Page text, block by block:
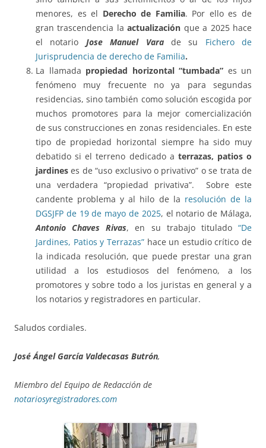
menores, es el Derecho de Familia. Por ello es de
gran trascendencia laactualización que a 2025 hace
el notario Jose Manuel Varade su Fichero de
Jurisprudencia de derecho de Familia.
La llamada propiedad horizontal “tumbada” es un
fenómeno muy frecuente no ya para segundas
residencias, sino también como solución escogida por
muchos promotores para la mejor comercialización
de sus construcciones en zonas residenciales. En este
tipo de propiedad horizontal siempre ha sido muy
debatido si el terreno dedicado a terrazas, patios o
jardines es de “uso exclusivo o privativo” o se trata de
una verdadera “propiedad privativa”. Sobre este
candente problema y al hilo de la resolución de la
DGSJFP de 19 de mayo de 2025, el notario de Málaga,
Antonio Chaves Rivas, en su trabajo titulado“De
Jardines, Patios y Terrazas”hace un estudio crítico de
la indicada resolución, que puede prestar una gran
utilidad a los estudiosos del fenómeno, a los
promotores y sobre todo a los juristas en general y a
los notarios y registradores en particular.
Saludos cordiales.
José Ángel García Valdecasas Butrón,
Miembro del Equipo de Redacción de
notariosyregistradores.com